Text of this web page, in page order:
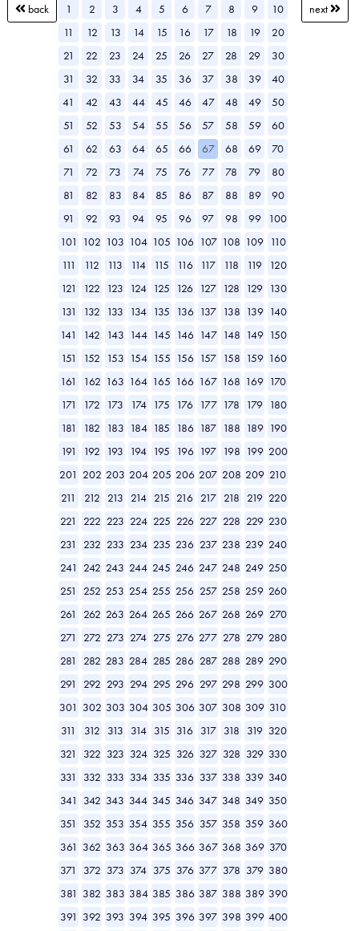
next
1 2 3 4 5 6 7 8 9
10
11
12 13 14 15 16 17 18 19
20
21
22 23 24 25 26 27 28 29
30
31
32 33 34 35 36 37 38 39
40
41
42 43 44 45 46 47 48 49
50
51
52 53 54 55 56 57 58 59
60
61
62 63 64 65 66 67 68 69
70
71
72 73 74 75 76 77 78 79
80
81
82 83 84 85 86 87 88 89
90
91
92 93 94 95 96 97 98 99
100
101
102 103 104 105 106 107 108 109 110
111
112 113 114 115 116 117 118 119
120
121
122 123 124 125 126 127 128 129 130
131
132 133 134 135 136 137 138 139 140
141
142 143 144 145 146 147 148 149 150
151
152 153 154 155 156 157 158 159 160
161
162 163 164 165 166 167 168 169 170
171
172 173 174 175 176 177 178 179 180
181
182 183 184 185 186 187 188 189 190
191
192 193 194 195 196 197 198 199 200
201 202 203 204 205 206 207 208 209 210
211
212 213 214 215 216 217 218 219 220
221
222 223 224 225 226 227 228 229 230
231
232 233 234 235 236 237 238 239 240
241
242 243 244 245 246 247 248 249 250
251
252 253 254 255 256 257 258 259 260
261
262 263 264 265 266 267 268 269 270
271
272 273 274 275 276 277 278 279 280
281
282 283 284 285 286 287 288 289 290
291
292 293 294 295 296 297 298 299 300
301 302 303 304 305 306 307 308 309 310
311
312 313 314 315 316 317 318 319 320
321
322 323 324 325 326 327 328 329 330
331
332 333 334 335 336 337 338 339 340
341
342 343 344 345 346 347 348 349 350
351
352 353 354 355 356 357 358 359 360
361 362 363 364 365 366 367 368 369 370
371
372 373 374 375 376 377 378 379 380
381 382 383 384 385 386 387 388 389 390
391 392 393 394 395 396 397 398 399 400
back